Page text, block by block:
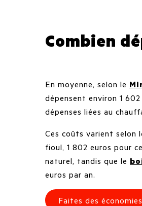
Combien
En moyenne, selon le
dépensent environ 1
dépenses liées au
Ces coûts varient selon
fioul, 1 802 euros pour
naturel, tandis que le
euros par an.
Faites des